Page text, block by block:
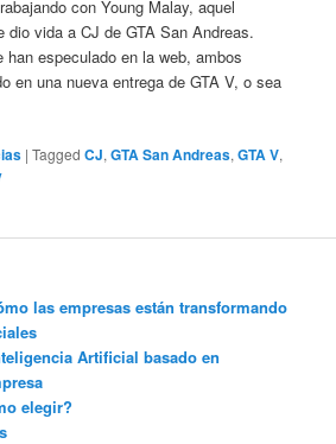
con Young Malay, aquel
dio vida a CJ de GTA San Andreas.
han especulado en la web, ambos
en una nueva entrega de GTA V, o sea
|Tagged CJ,GTA San Andreas,GTA V,
las empresas están transformando
Artificial basado en
elegir?